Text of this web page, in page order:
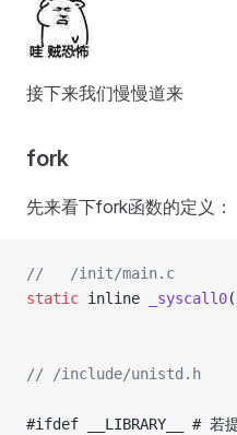
接下来我们慢慢道来
fork
先来看下fork函数的定义：
//   /init/main.c
static inline _syscall0(
// /include/unistd.h
#ifdef __LIBRARY__ # 若提